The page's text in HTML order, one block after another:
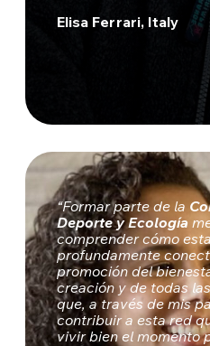
Elisa Ferrari, Italy
“Formar parte de la
Deporte y Ecología
comprender cómo
profundamente
promoción del
creación y de todas
que, a través de mis
contribuir a esta red
vivir bien el momento